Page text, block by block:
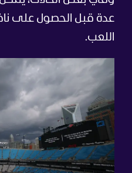
عدة قبل الحصول على
اللعب.